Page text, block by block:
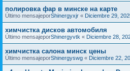
полировка фар в минске на карте
Último mensajeporShinergyxjr « Diciembre 29,
химчистка дисков автомобиля
Último mensajeporShinergyvtk « Diciembre 28,
химчистка салона минск цены
Último mensajeporShinergyswg « Diciembre 22,